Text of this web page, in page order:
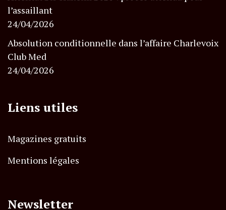
l’assaillant
24/04/2026
Absolution conditionnelle dans l’affaire Charlevoix
Club Med
24/04/2026
Liens utiles
Magazines gratuits
Mentions légales
Newsletter